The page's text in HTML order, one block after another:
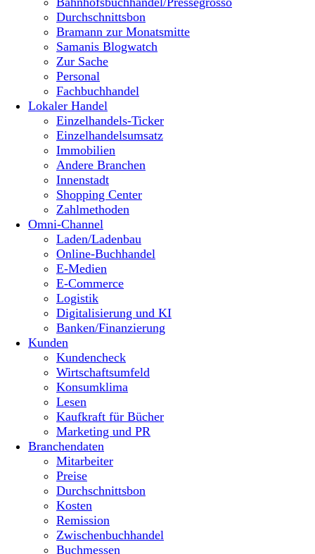
Durchschnittsbon
Bramann zur Monatsmitte
Samanis Blogwatch
Zur Sache
Personal
Fachbuchhandel
Lokaler Handel
Einzelhandels-Ticker
Einzelhandelsumsatz
Immobilien
Andere Branchen
Innenstadt
Shopping Center
Zahlmethoden
Omni-Channel
Laden/Ladenbau
Online-Buchhandel
E-Medien
E-Commerce
Logistik
Digitalisierung und KI
Banken/Finanzierung
Kunden
Kundencheck
Wirtschaftsumfeld
Konsumklima
Lesen
Kaufkraft für Bücher
Marketing und PR
Branchendaten
Mitarbeiter
Preise
Durchschnittsbon
Kosten
Remission
Zwischenbuchhandel
Buchmessen